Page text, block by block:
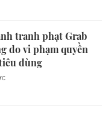
tranh phạt Grab
do vi phạm quyền
dùng